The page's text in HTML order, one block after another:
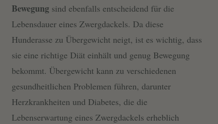
Bewegung sind ebenfalls entscheidend für die
Lebensdauer eines Zwergdackels. Da diese
Hunderasse zu Übergewicht neigt, ist es wichtig, dass
sie eine richtige Diät einhält und genug Bewegung
bekommt. Übergewicht kann zu verschiedenen
gesundheitlichen Problemen führen, darunter
Herzkrankheiten und Diabetes, die die
Lebenserwartung eines Zwergdackels erheblich